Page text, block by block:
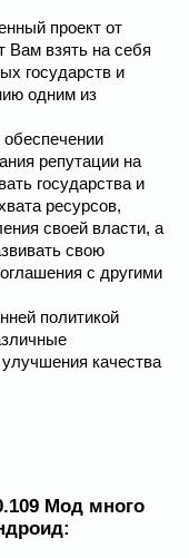
проект от
Вам взять на себя
государств и
одним из
репутации на
государства и
ресурсов,
своей власти, а
свою
с другими
политикой
качества
Мод много